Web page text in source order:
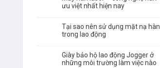
ưu việt nhất hiện nay
Tại sao nên sử dụng mặt nạ hàn
trong lao động
Giày bảo hộ lao động Jogger ở
những môi trường làm việc nào